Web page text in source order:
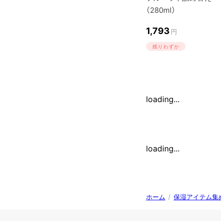
（280ml）
1,793 円
残りわずか
loading...
loading...
ホーム / 保湿アイテム集